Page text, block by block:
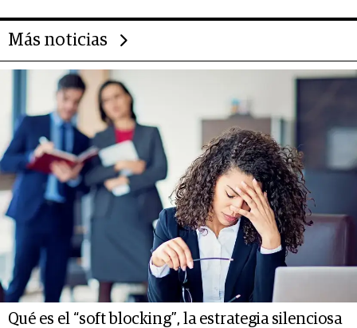
Más noticias
Qué es el “soft blocking”, la estrategia silenciosa